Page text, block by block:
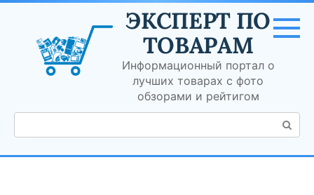
Перейти
контенту
ЭКСПЕРТ ПО
ТОВАРАМ
Информационный портал о
лучших товарах с фото
обзорами и рейтигом
Поиск: